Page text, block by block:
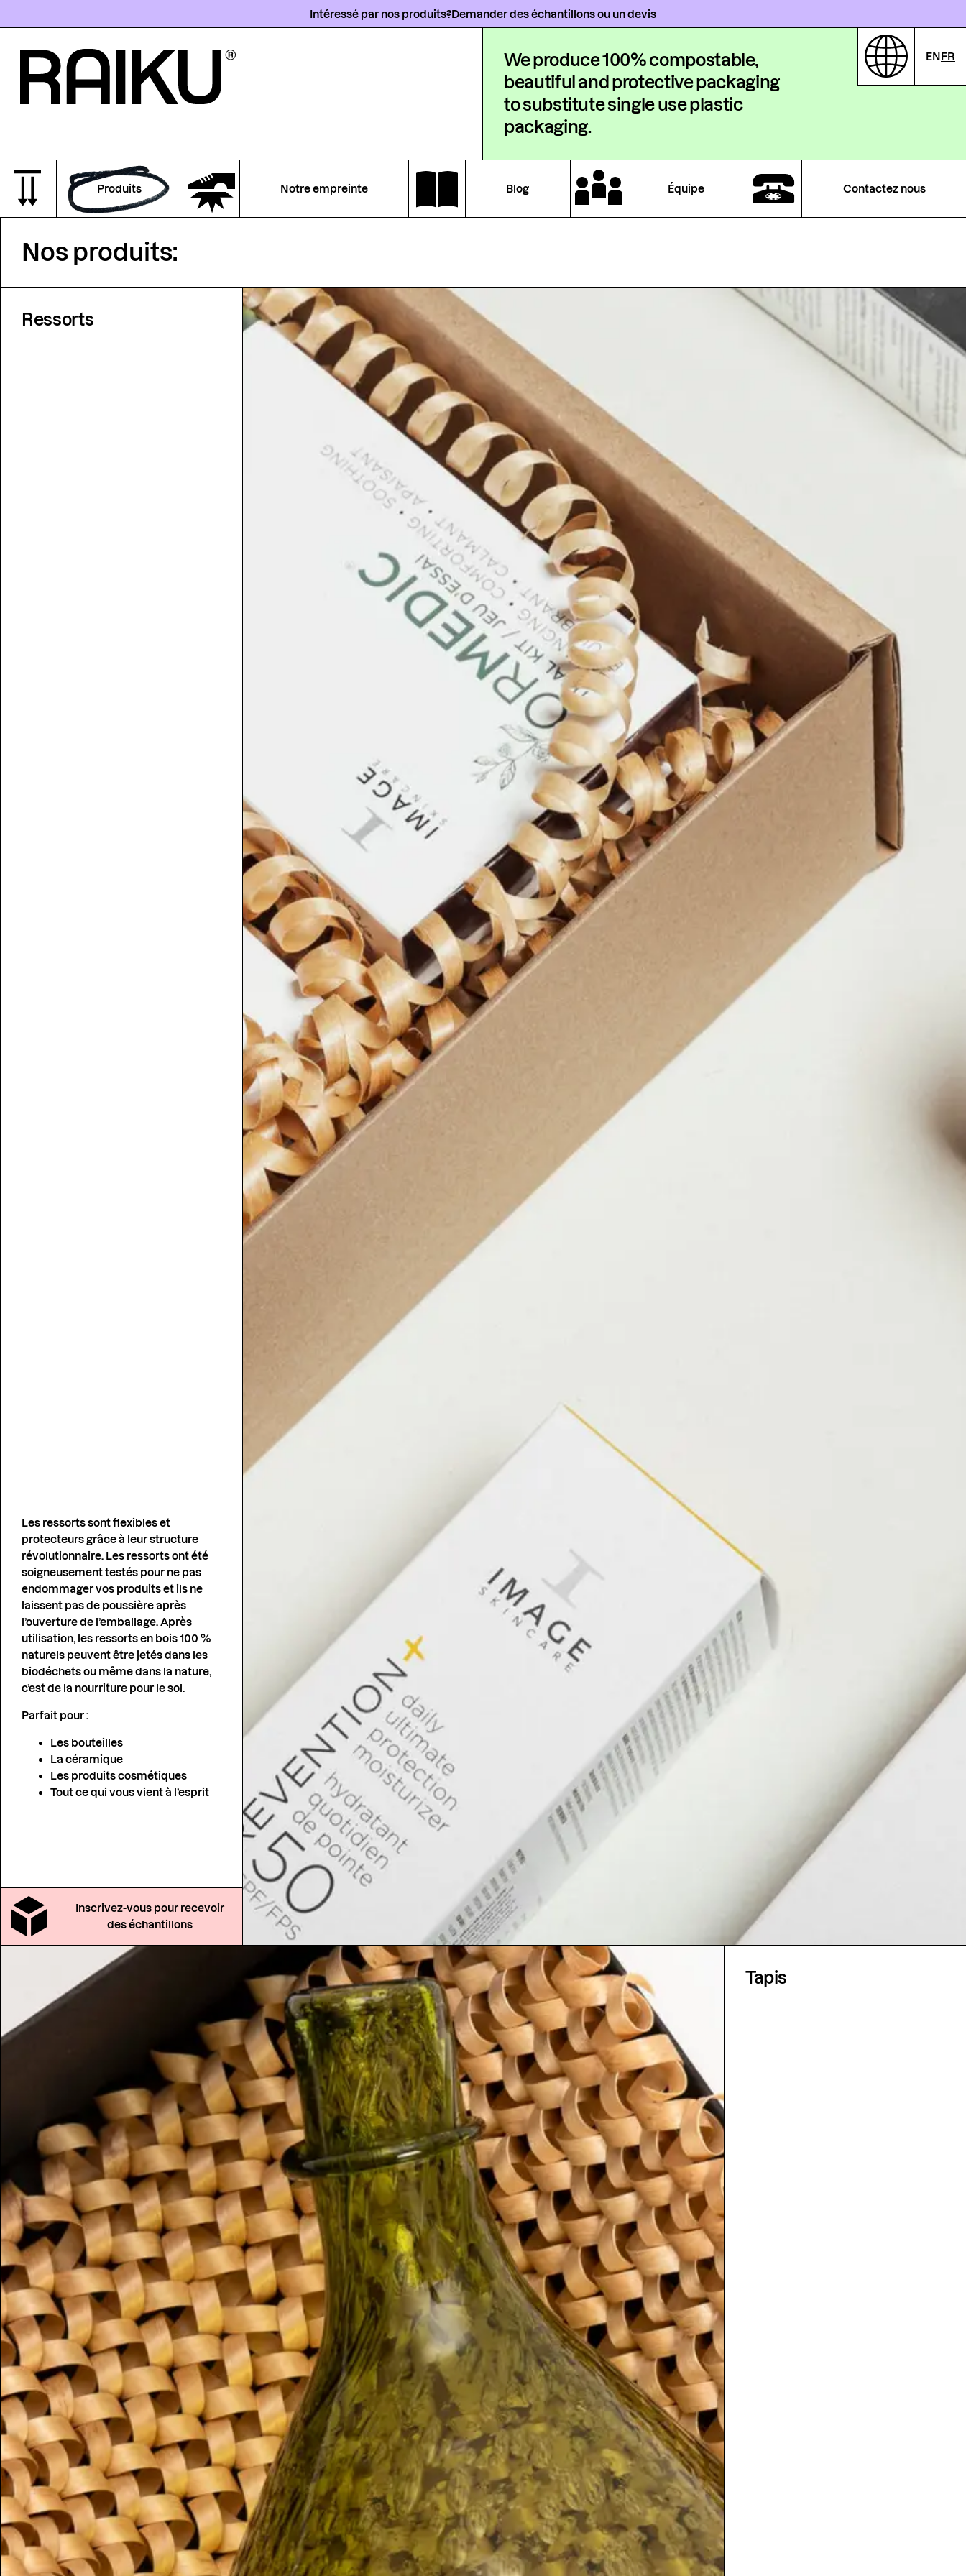
Intéressé par nos produits?Demander des échantillons ou un devis
We produce 100% compostable,
beautiful and protective packaging
to substitute single use plastic
packaging.
ENFR
Produits Notre empreinte Blog Équipe Contactez nous
Nos produits:
Ressorts
Les ressorts sont flexibles et
protecteurs grâce à leur structure
révolutionnaire. Les ressorts ont été
soigneusement testés pour ne pas
endommager vos produits et ils ne
laissent pas de poussière après
l’ouverture de l’emballage. Après
utilisation, les ressorts en bois 100 %
naturels peuvent être jetés dans les
biodéchets ou même dans la nature,
c’est de la nourriture pour le sol.
Parfait pour :
Les bouteilles
La céramique
Les produits cosmétiques
Tout ce qui vous vient à l’esprit
Inscrivez-vous pour recevoir
des échantillons
Tapis